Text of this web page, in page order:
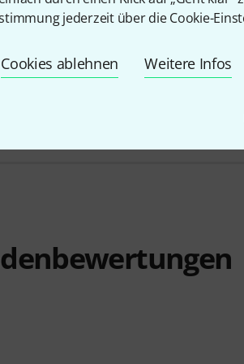
jederzeit über die Cookie-
Cookies ablehnen Weitere Infos
2044
€
Reso
19,90 €
UVP: